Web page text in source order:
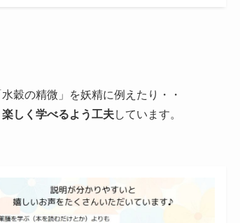
穀の精微」を妖精に例えたり・・
しく学べるよう工夫しています。